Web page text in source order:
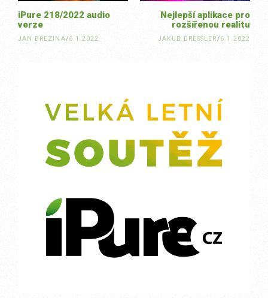
Nejlepší aplikace pro
rozšířenou realitu
JAKUB DRESSLER/6.1.2022
iPure 218/2022 audio
verze
JAN BŘEZINA/6.1.2022